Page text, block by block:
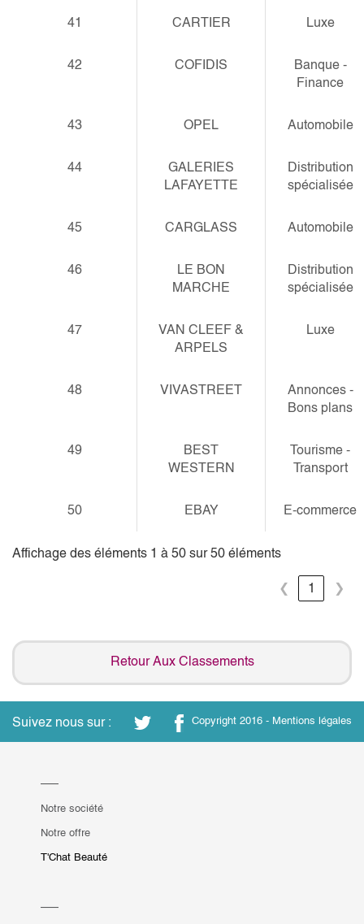
41 CARTIER Luxe
42 COFIDIS
Banque -
Finance
43 OPEL Automobile
44
GALERIES
LAFAYETTE
Distribution
spécialisée
45 CARGLASS Automobile
46
LE BON
MARCHE
Distribution
spécialisée
47
VAN CLEEF &
ARPELS
Luxe
48 VIVASTREET
Annonces -
Bons plans
49
BEST
WESTERN
Tourisme -
Transport
50 EBAY E-commerce
Affichage des éléments 1 à 50 sur 50 éléments
❮ 1 ❯
Retour Aux Classements
Suivez nous sur : Copyright 2016 - Mentions légales
Notre société
Notre offre
T'Chat Beauté